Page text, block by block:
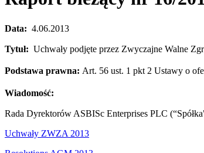
Data: 4.06.2013
Tytuł: Uchwały podjęte przez Zwyczajne Walne
Podstawa prawna: Art. 56 ust. 1 pkt 2 Ustawy o
Wiadomość:
Rada Dyrektorów ASBISc Enterprises PLC
Uchwały ZWZA 2013